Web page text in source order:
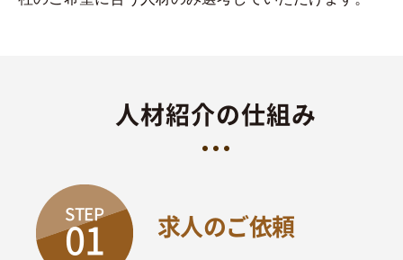
人材紹介の仕組み
STEP
01 求人のご依頼